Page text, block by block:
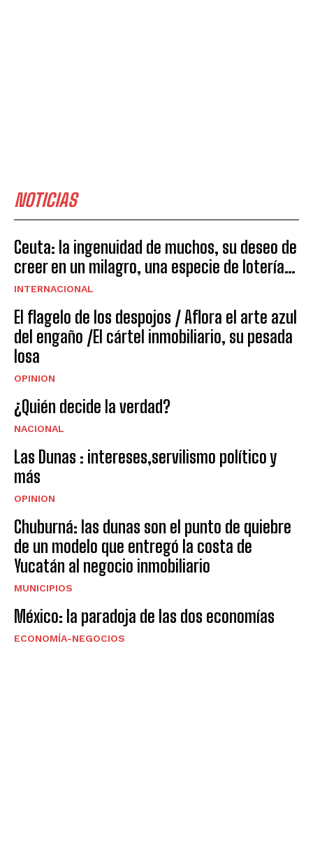
NOTICIAS
Ceuta: la ingenuidad de muchos, su deseo de
creer en un milagro, una especie de lotería…
INTERNACIONAL
El flagelo de los despojos / Aflora el arte azul
del engaño /El cártel inmobiliario, su pesada
losa
OPINION
¿Quién decide la verdad?
NACIONAL
Las Dunas : intereses,servilismo político y
más
OPINION
Chuburná: las dunas son el punto de quiebre
de un modelo que entregó la costa de
Yucatán al negocio inmobiliario
MUNICIPIOS
México: la paradoja de las dos economías
ECONOMÍA-NEGOCIOS